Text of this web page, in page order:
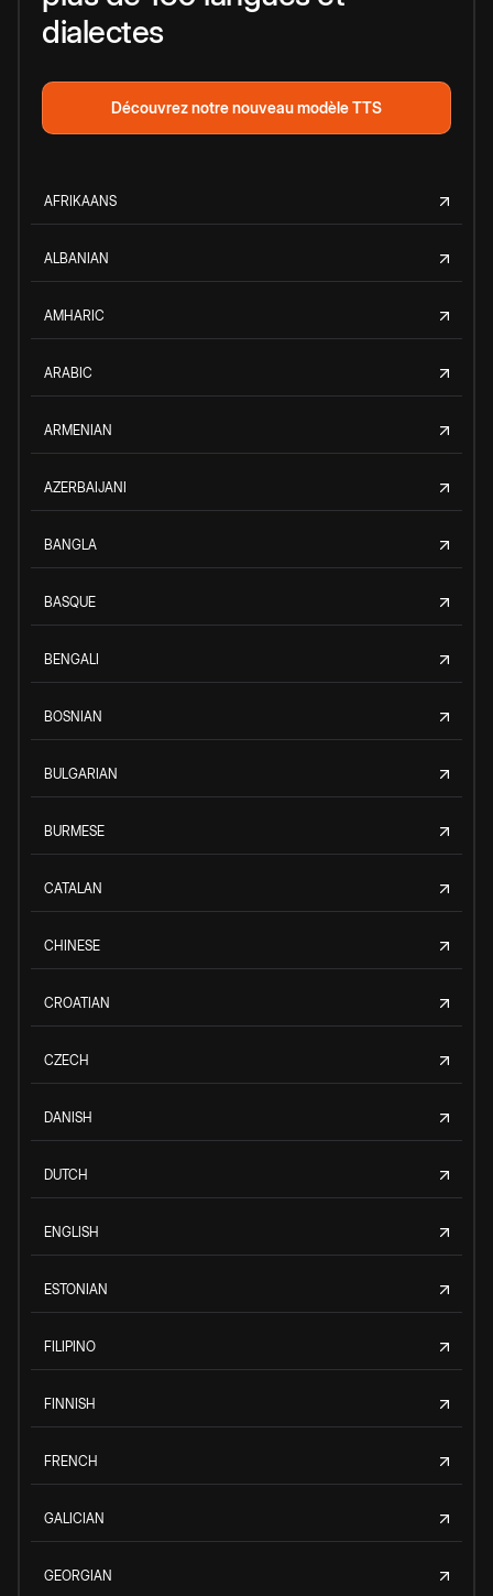
dialectes
Découvrez notre nouveau modèle TTS
AFRIKAANS
ALBANIAN
AMHARIC
ARABIC
ARMENIAN
AZERBAIJANI
BANGLA
BASQUE
BENGALI
BOSNIAN
BULGARIAN
BURMESE
CATALAN
CHINESE
CROATIAN
CZECH
DANISH
DUTCH
ENGLISH
ESTONIAN
FILIPINO
FINNISH
FRENCH
GALICIAN
GEORGIAN